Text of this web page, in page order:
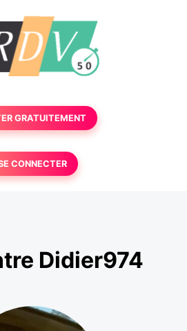
GRATUITEMENT
CONNECTER
Didier974